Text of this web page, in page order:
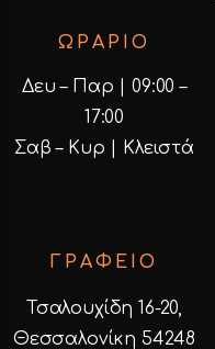
ΩΡΑΡΙΟ
Δευ – Παρ | 09:00 –
17:00
Σαβ – Κυρ | Κλειστά
ΓΡΑΦΕΙΟ
Τσαλουχίδη 16-20,
Θεσσαλονίκη 54248